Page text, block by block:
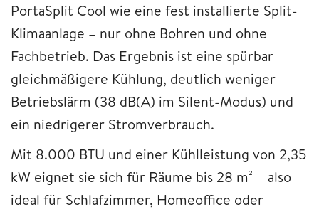
PortaSplit Cool wie eine fest installierte Split-
Klimaanlage – nur ohne Bohren und ohne
Fachbetrieb. Das Ergebnis ist eine spürbar
gleichmäßigere Kühlung, deutlich weniger
Betriebslärm (38 dB(A) im Silent-Modus) und
ein niedrigerer Stromverbrauch.
Mit 8.000 BTU und einer Kühlleistung von 2,35
kW eignet sie sich für Räume bis 28 m² – also
ideal für Schlafzimmer, Homeoffice oder